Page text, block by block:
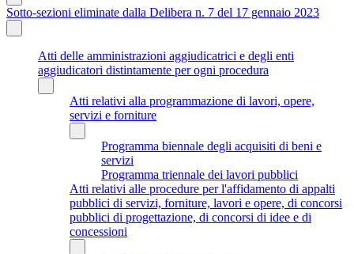
Sotto-sezioni eliminate dalla Delibera n. 7 del 17 gennaio 2023
Atti delle amministrazioni aggiudicatrici e degli enti
aggiudicatori distintamente per ogni procedura
Atti relativi alla programmazione di lavori, opere,
servizi e forniture
Programma biennale degli acquisiti di beni e
servizi
Programma triennale dei lavori pubblici
Atti relativi alle procedure per l'affidamento di appalti
pubblici di servizi, forniture, lavori e opere, di concorsi
pubblici di progettazione, di concorsi di idee e di
concessioni